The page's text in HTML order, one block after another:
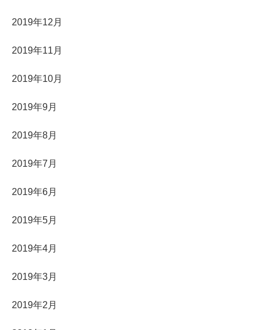
2019年12月
2019年11月
2019年10月
2019年9月
2019年8月
2019年7月
2019年6月
2019年5月
2019年4月
2019年3月
2019年2月